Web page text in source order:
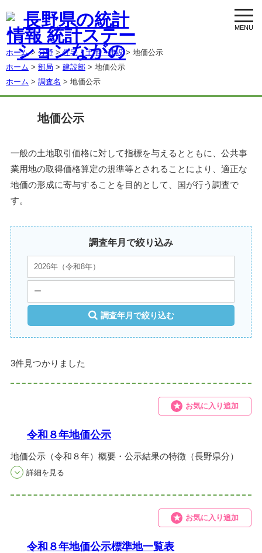
ホーム> 分野 >住宅・土地・建設> 地価公示
ホーム > 部局 > 建設部 > 地価公示
ホーム > 調査名 > 地価公示
地価公示
一般の土地取引価格に対して指標を与えるとともに、公共事
業用地の取得価格算定の規準等とされることにより、適正な
地価の形成に寄与することを目的として、国が行う調査で
す。
調査年月で絞り込み
調査年月で絞り込む
3件見つかりました
お気に入り追加
令和８年地価公示
地価公示（令和８年）概要・公示結果の特徴（長野県分）
お気に入り追加
令和８年地価公示標準地一覧表